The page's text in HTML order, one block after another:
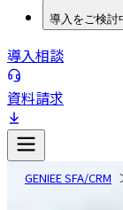
導入をご検討
導入相談
資料請求
GENIEE SFA/CRM